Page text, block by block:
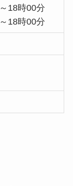
18時00分
18時00分